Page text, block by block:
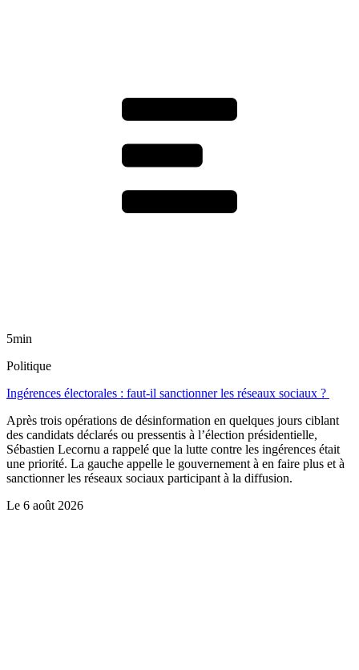
5min
Politique
Ingérences électorales : faut-il sanctionner les réseaux sociaux ?
Après trois opérations de désinformation en quelques jours ciblant
des candidats déclarés ou pressentis à l’élection présidentielle,
Sébastien Lecornu a rappelé que la lutte contre les ingérences était
une priorité. La gauche appelle le gouvernement à en faire plus et à
sanctionner les réseaux sociaux participant à la diffusion.
Le 6 août 2026